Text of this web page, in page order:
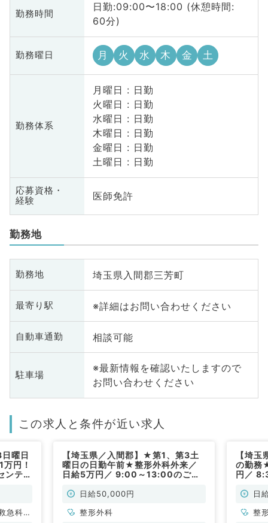
勤務時間
日勤:09:00〜18:00 (休憩時間:
60分)
勤務曜日 月 火 水 木 金 土
勤務体系
月曜日 : 日勤
火曜日 : 日勤
水曜日 : 日勤
木曜日 : 日勤
金曜日 : 日勤
土曜日 : 日勤
応募資格・
経験
医師免許
勤務地
勤務地 埼玉県入間郡三芳町
最寄り駅 ※詳細はお問い合わせください
自動車通勤 相談可能
駐車場
※最新情報を確認いたしますので
お問い合わせください
この求人と条件が近い求人
曜日
円！
ンティ
急科・
【埼玉県／入間郡】★第1、第3土
曜日の日勤午前★整形外科外来／
日給5万円／ 9:00～13:00のご勤
日給50,000円
整形外科
【埼
の勤務
円／
日
整